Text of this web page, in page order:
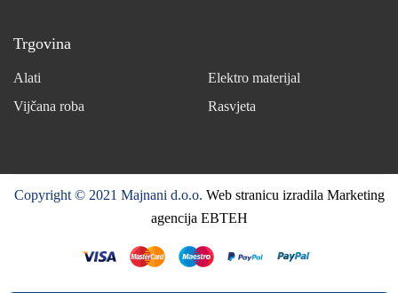
Trgovina
Alati
Elektro materijal
Vijčana roba
Rasvjeta
Copyright © 2021 Majnani d.o.o. Web stranicu izradila Marketing
agencija EBTEH